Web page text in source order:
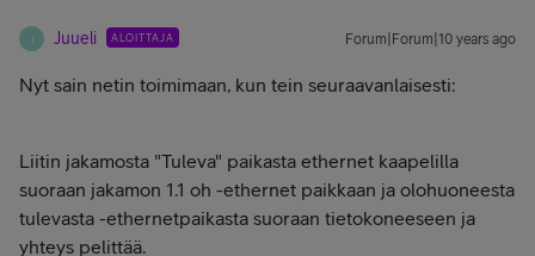
J Juueli ALOITTAJA Forum|Forum|10 years ago
Nyt sain netin toimimaan, kun tein seuraavanlaisesti:
Liitin jakamosta "Tuleva" paikasta ethernet kaapelilla
suoraan jakamon 1.1 oh -ethernet paikkaan ja olohuoneesta
tulevasta -ethernetpaikasta suoraan tietokoneeseen ja
yhteys pelittää.